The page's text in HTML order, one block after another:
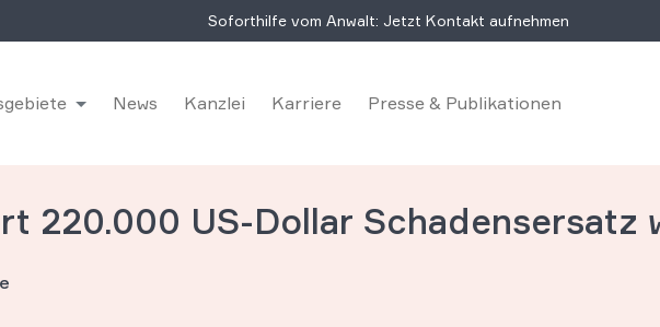
Soforthilfe vom Anwalt: Jetzt Kontakt aufnehmen
News Kanzlei Karriere Presse & Publikationen
220.000 US-Dollar Schadensersatz